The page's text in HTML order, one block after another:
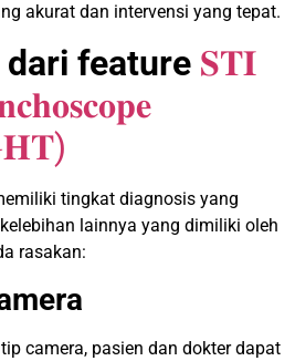
akurat dan intervensi yang tepat.
dari feature 𝐒𝐓𝐈
tingkat diagnosis yang
lainnya yang dimiliki oleh
rasakan:
camera, pasien dan dokter dapat